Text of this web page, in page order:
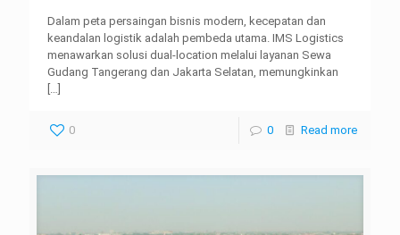
Dalam peta persaingan bisnis modern, kecepatan dan
keandalan logistik adalah pembeda utama. IMS Logistics
menawarkan solusi dual-location melalui layanan Sewa
Gudang Tangerang dan Jakarta Selatan, memungkinkan
[…]
0 0 Read more